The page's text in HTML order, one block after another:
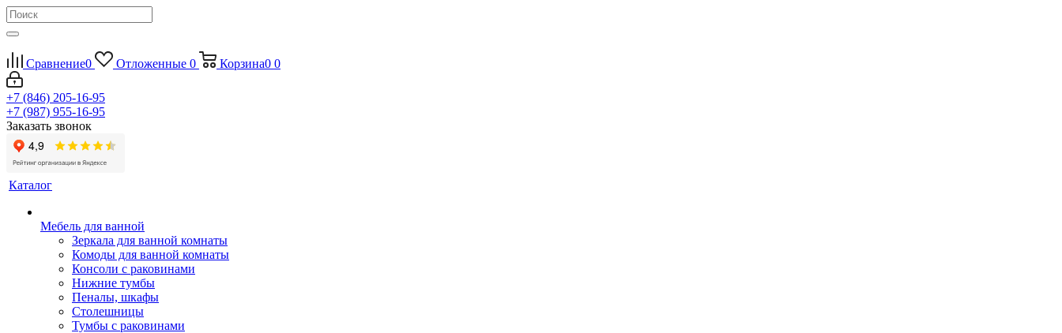
Сравнение0 Отложенные 0 Корзина0 0
+7 (846) 205-16-95
+7 (987) 955-16-95
Заказать звонок
Каталог
Мебель для ванной
Зеркала для ванной комнаты
Комоды для ванной комнаты
Консоли с раковинами
Нижние тумбы
Пеналы, шкафы
Столешницы
Тумбы с раковинами